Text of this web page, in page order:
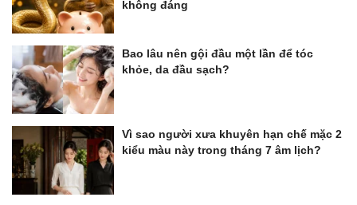
không đáng
Bao lâu nên gội đầu một lần để tóc
khỏe, da đầu sạch?
Vì sao người xưa khuyên hạn chế mặc 2
kiểu màu này trong tháng 7 âm lịch?